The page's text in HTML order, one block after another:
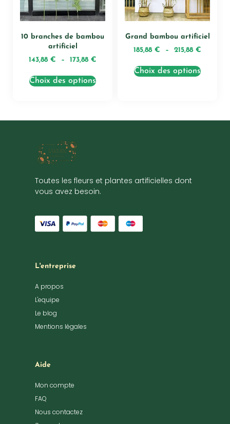
10 branches de bambou
artificiel
143,88 € – 173,88 €
Choix des options
Grand bambou artificiel
185,88 € – 215,88 €
Choix des options
Toutes les fleurs et plantes artificielles dont
vous avez besoin.
L'entreprise
A propos
L'equipe
Le blog
Mentions légales
Aide
Mon compte
FAQ
Nous contactez